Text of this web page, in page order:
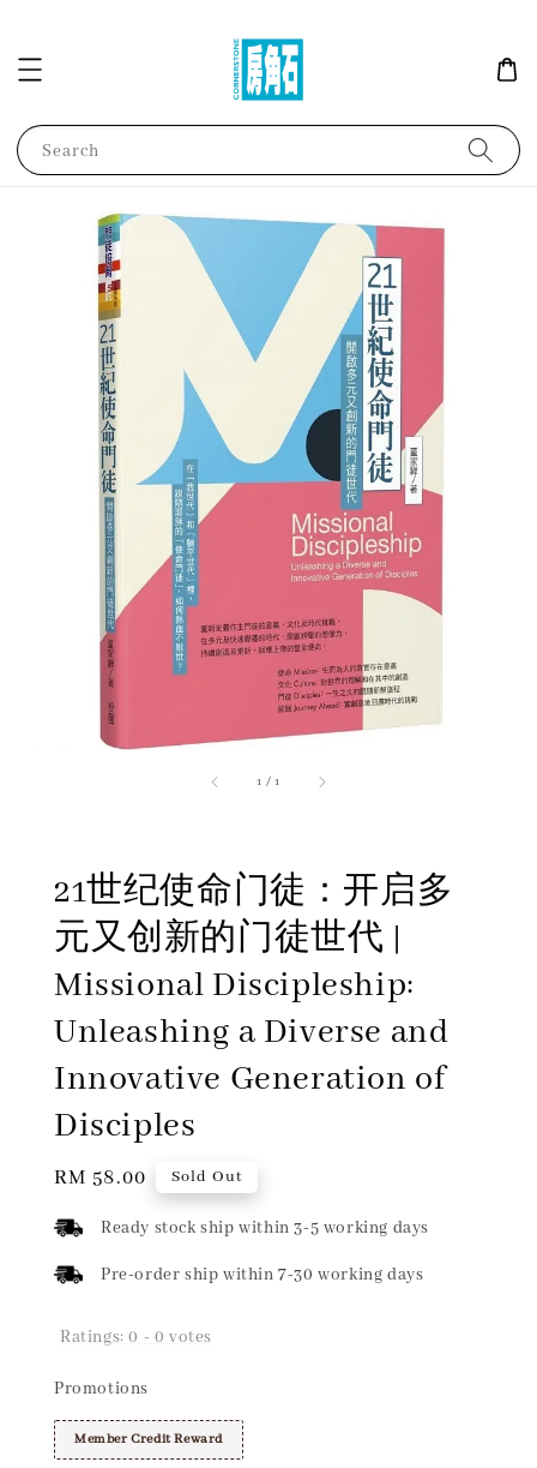
Search
1 /1
21世纪使命门徒：开启多
元又创新的门徒世代 |
Missional Discipleship:
Unleashing a Diverse and
Innovative Generation of
Disciples
Regular
RM 58.00 Sold Out
Ready stock ship within 3-5 working days
Pre-order ship within 7-30 working days
Ratings:0 - 0 votes
Promotions
Member Credit Reward